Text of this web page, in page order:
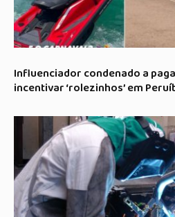
Influenciador condenado a
incentivar ‘rolezinhos’ em